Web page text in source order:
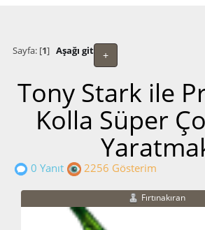
+
Sayfa: [1] Aşağı git
Tony Stark ile
Kolla Süper
0 Yanıt 2256 Gösterim
Fırtınakıran